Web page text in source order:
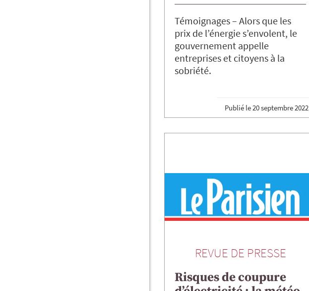
Témoignages – Alors que les
prix de l’énergie s’envolent, le
gouvernement appelle
entreprises et citoyens à la
sobriété.
Publié le20 septembre 2022
REVUE DE PRESSE
Risques de coupure